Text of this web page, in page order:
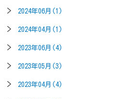
2024年06月(1)
2024年04月(1)
2023年06月(4)
2023年05月(3)
2023年04月(4)